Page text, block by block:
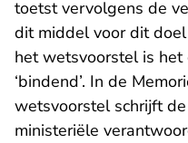
toetst vervolgens de
dit middel voor dit
het wetsvoorstel is
‘bindend’. In de
wetsvoorstel schrijft
ministeriële